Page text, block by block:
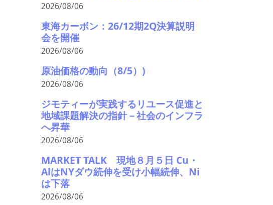
2026/08/06
東海カーボン：26/12期2Q決算説明
会を開催
2026/08/06
原油価格の動向（8/5）)
2026/08/06
ジモティーが実践するリユース促進と
地域課題解決の指針－社会のインフラ
へ昇華
2026/08/06
MARKET TALK 現地８月５日 Cu・
AlはNYダウ続伸を受け小幅続伸、Ni
は下落
2026/08/06